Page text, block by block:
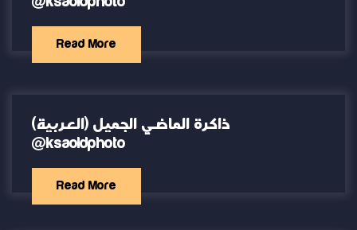
Read More
(العربية) ذاكرة الماضي الجميل
@ksaoldphoto
Read More